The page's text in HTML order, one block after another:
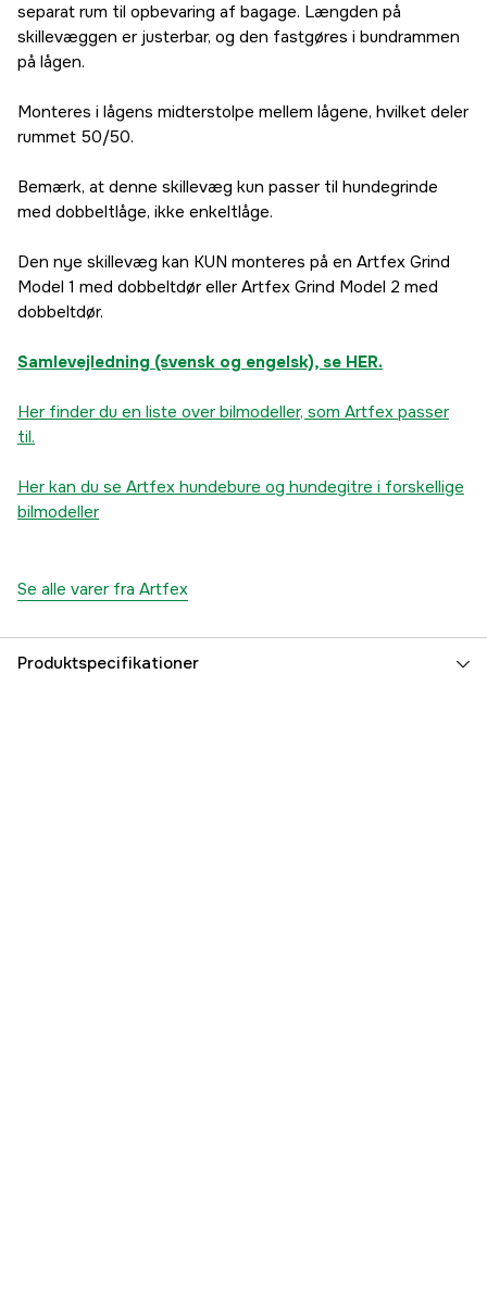
separat rum til opbevaring af bagage. Længden på
skillevæggen er justerbar, og den fastgøres i bundrammen
på lågen.
Monteres i lågens midterstolpe mellem lågene, hvilket deler
rummet 50/50.
Bemærk, at denne skillevæg kun passer til hundegrinde
med dobbeltlåge, ikke enkeltlåge.
Den nye skillevæg kan KUN monteres på en Artfex Grind
Model 1 med dobbeltdør eller Artfex Grind Model 2 med
dobbeltdør.
Samlevejledning (svensk og engelsk), se HER.
Her finder du en liste over bilmodeller, som Artfex passer
til.
Her kan du se Artfex hundebure og hundegitre i forskellige
bilmodeller
Se alle varer fra Artfex
Produktspecifikationer